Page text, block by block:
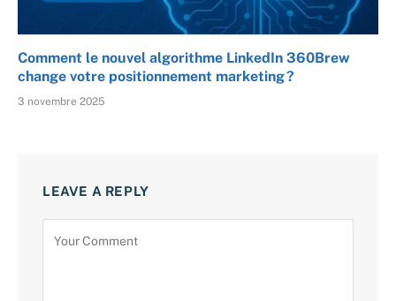
Comment le nouvel algorithme LinkedIn 360Brew
change votre positionnement marketing ?
3 novembre 2025
LEAVE A REPLY